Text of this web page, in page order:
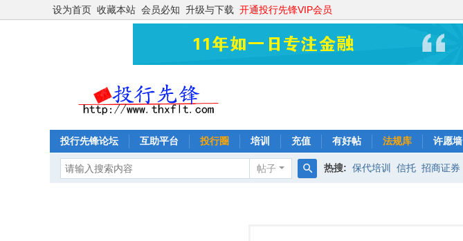
设为首页 收藏本站 会员必知 升级与下载 开通投行先锋VIP会员
投行先锋论坛 互助平台 投行圈 培训 充值 有好帖 法规库 许愿墙
帖子 热搜: 保代培训 信托 招商证券